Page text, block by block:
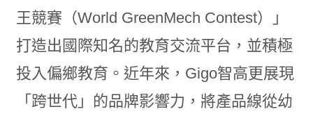
王競賽（World GreenMech Contest）」
打造出國際知名的教育交流平台，並積極
投入偏鄉教育。近年來，Gigo智高更展現
「跨世代」的品牌影響力，將產品線從幼